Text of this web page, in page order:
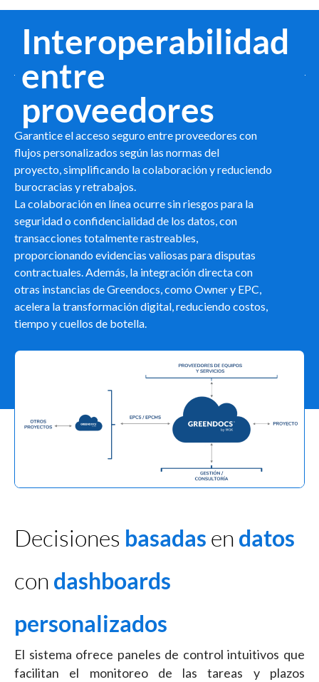
Interoperabilidad
entre
proveedores
Garantice el acceso seguro entre proveedores con
flujos personalizados según las normas del
proyecto, simplificando la colaboración y reduciendo
burocracias y retrabajos.
La colaboración en línea ocurre sin riesgos para la
seguridad o confidencialidad de los datos, con
transacciones totalmente rastreables,
proporcionando evidencias valiosas para disputas
contractuales. Además, la integración directa con
otras instancias de Greendocs, como Owner y EPC,
acelera la transformación digital, reduciendo costos,
tiempo y cuellos de botella.
Decisiones basadas en datos
con dashboards
personalizados
El sistema ofrece paneles de control intuitivos que
facilitan el monitoreo de las tareas y plazos